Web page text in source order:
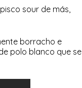
sour de más,
borracho e
polo blanco que se